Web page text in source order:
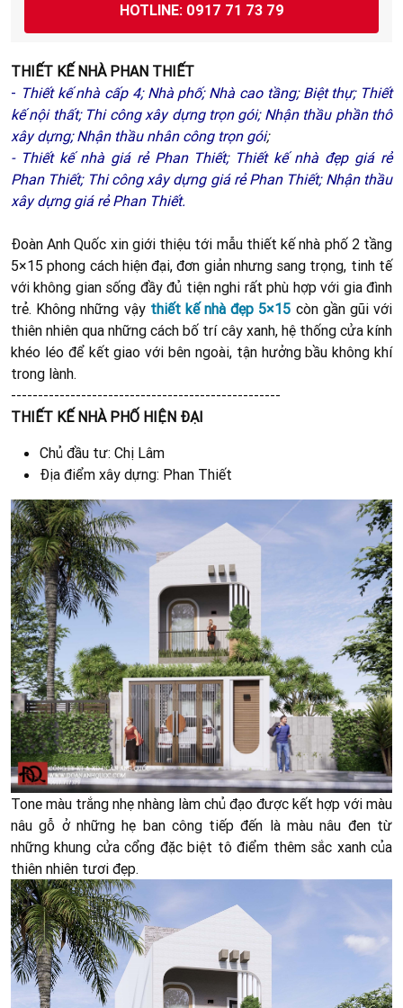
HOTLINE: 0917 71 73 79
THIẾT KẾ NHÀ PHAN THIẾT
- Thiết kế nhà cấp 4; Nhà phố; Nhà cao tầng; Biệt thự;Thiết
kế nội thất;Thi công xây dựng trọn gói;Nhận thầu phần thô
xây dựng;Nhận thầu nhân công trọn gói;
- Thiết kế nhà giá rẻ Phan Thiết; Thiết kế nhà đẹp giá rẻ
Phan Thiết; Thi công xây dựng giá rẻ Phan Thiết; Nhận thầu
xây dựng giá rẻ Phan Thiết.
Đoàn Anh Quốc xin giới thiệu tới mẫu thiết kế nhà phố 2 tầng
5×15 phong cách hiện đại, đơn giản nhưng sang trọng, tinh tế
với không gian sống đầy đủ tiện nghi rất phù hợp với gia đình
trẻ. Không những vậy thiết kế nhà đẹp 5×15 còn gần gũi với
thiên nhiên qua những cách bố trí cây xanh, hệ thống cửa kính
khéo léo để kết giao với bên ngoài, tận hưởng bầu không khí
trong lành.
--------------------------------------------------
THIẾT KẾ NHÀ PHỐ HIỆN ĐẠI
Chủ đầu tư: Chị Lâm
Địa điểm xây dựng: Phan Thiết
Tone màu trắng nhẹ nhàng làm chủ đạo được kết hợp với màu
nâu gỗ ở những hẹ ban công tiếp đến là màu nâu đen từ
những khung cửa cổng đặc biệt tô điểm thêm sắc xanh của
thiên nhiên tươi đẹp.